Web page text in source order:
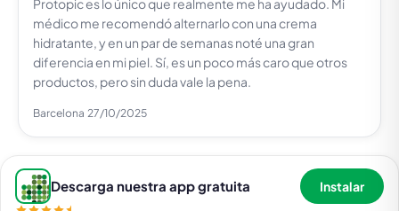
Protopic es lo único que realmente me ha ayudado. Mi
médico me recomendó alternarlo con una crema
hidratante, y en un par de semanas noté una gran
diferencia en mi piel. Sí, es un poco más caro que otros
productos, pero sin duda vale la pena.
Barcelona 27/10/2025
Descarga nuestra app gratuita Instalar